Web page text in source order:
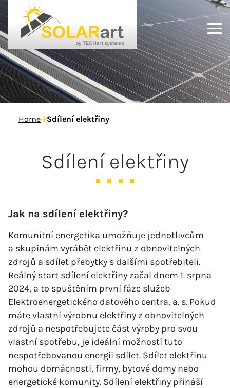
Home Sdílení elektřiny
Sdílení elektřiny
Jak na sdílení elektřiny?
Komunitní energetika umožňuje jednotlivcům
a skupinám vyrábět elektřinu z obnovitelných
zdrojů a sdílet přebytky s dalšími spotřebiteli.
Reálný start sdílení elektřiny začal dnem 1. srpna
2024, a to spuštěním první fáze služeb
Elektroenergetického datového centra, a. s. Pokud
máte vlastní výrobnu elektřiny z obnovitelných
zdrojů a nespotřebujete část výroby pro svou
vlastní spotřebu, je ideální možností tuto
nespotřebovanou energii sdílet. Sdílet elektřinu
mohou domácnosti, firmy, bytové domy nebo
energetické komunity. Sdílení elektřiny přináší